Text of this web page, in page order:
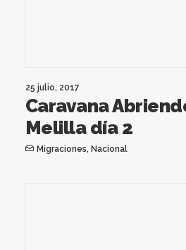
25 julio, 2017
Caravana
Melilla día 2
Migraciones, Nacional